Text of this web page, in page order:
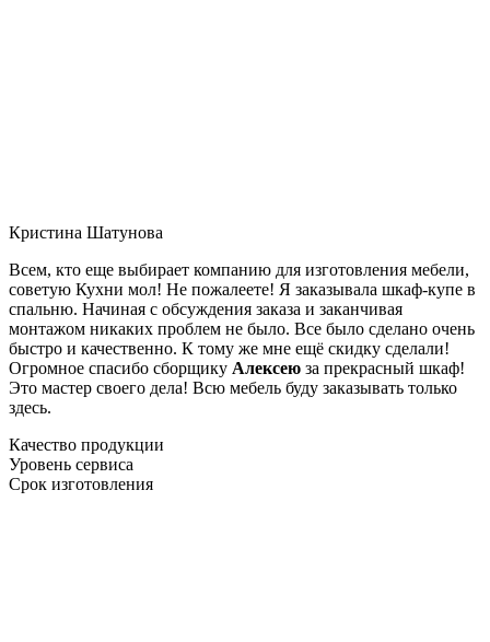
Кристина Шатунова
Всем, кто еще выбирает компанию для изготовления мебели,
советую Кухни мол! Не пожалеете! Я заказывала шкаф-купе в
спальню. Начиная с обсуждения заказа и заканчивая
монтажом никаких проблем не было. Все было сделано очень
быстро и качественно. К тому же мне ещё скидку сделали!
Огромное спасибо сборщику Алексею за прекрасный шкаф!
Это мастер своего дела! Всю мебель буду заказывать только
здесь.
Качество продукции
Уровень сервиса
Срок изготовления